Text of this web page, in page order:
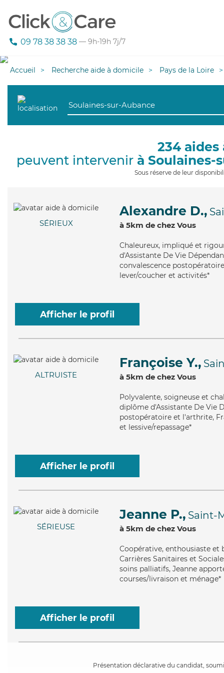
09 78 38 38 38 — 9h-19h 7j/7
Accueil Recherche aide à domicile Pays de la Loire
234
peuvent intervenir à Soulaines-
Sous réserve de leur
SÉRIEUX
Alexandre D.,
à 5km de chez Vous
Chaleureux, impliqué et
d'Assistante De Vie
convalescence
lever/coucher et activités*
Afficher le profil
ALTRUISTE
Françoise Y.,
à 5km de chez Vous
Polyvalente, soigneuse et
diplôme d'Assistante De Vie
postopératoire et l'arthrite,
et lessive/repassage*
Afficher le profil
SÉRIEUSE
Jeanne P., Saint-
à 5km de chez Vous
Coopérative, enthousiaste et
Carrières Sanitaires et
soins palliatifs, Jeanne
courses/livraison et ménage*
Afficher le profil
Présentation déclarative du candidat,